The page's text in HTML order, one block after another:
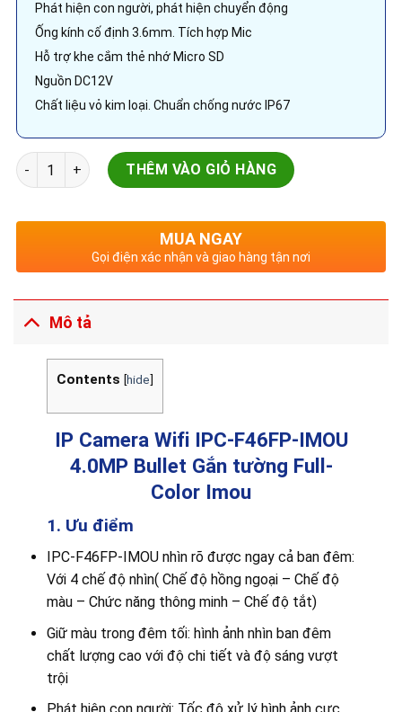
Phát hiện con người, phát hiện chuyển động
Ống kính cố định 3.6mm. Tích hợp Mic
Hỗ trợ khe cắm thẻ nhớ Micro SD
Nguồn DC12V
Chất liệu vỏ kim loại. Chuẩn chống nước IP67
IP Camera Wifi | IPC-F46FP-IMOU | 4.0MP Bullet Gắn tường
THÊM VÀO GIỎ HÀNG
MUA NGAY
Gọi điện xác nhận và giao hàng tận nơi
Mô tả
Contents [hide]
IP Camera Wifi IPC-F46FP-IMOU
4.0MP Bullet Gắn tường Full-
Color Imou
1. Ưu điểm
IPC-F46FP-IMOU nhìn rõ được ngay cả ban đêm:
Với 4 chế độ nhìn( Chế độ hồng ngoại – Chế độ
màu – Chức năng thông minh – Chế độ tắt)
Giữ màu trong đêm tối: hình ảnh nhìn ban đêm
chất lượng cao với độ chi tiết và độ sáng vượt
trội